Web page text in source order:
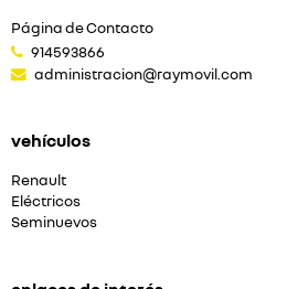
Página de Contacto
914593866
administracion@raymovil.com
vehículos
Renault
Eléctricos
Seminuevos